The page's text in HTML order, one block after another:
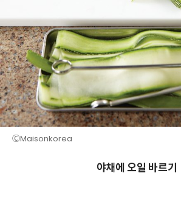
ⒸMaisonkorea
야채에 오일 바르기